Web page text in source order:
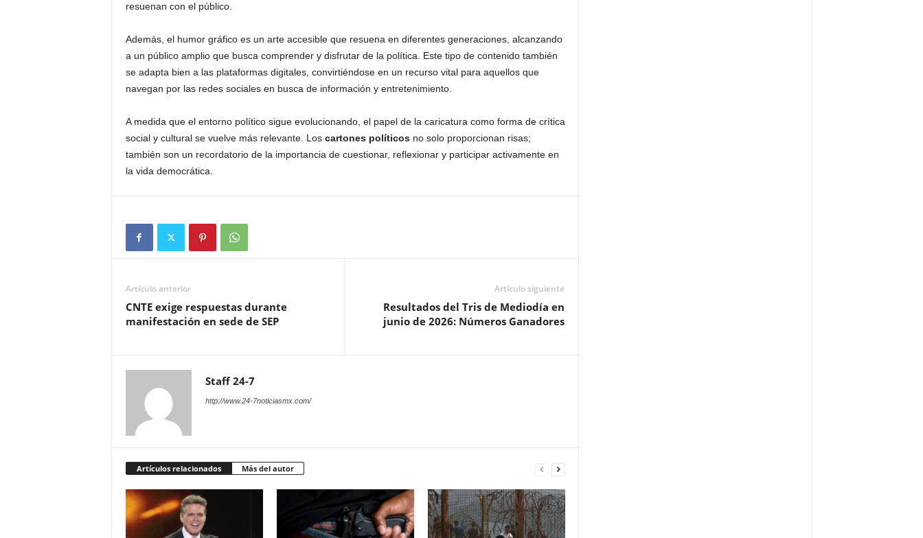
resuenan con el público.
Además, el humor gráfico es un arte accesible que resuena en diferentes generaciones, alcanzando
a un público amplio que busca comprender y disfrutar de la política. Este tipo de contenido también
se adapta bien a las plataformas digitales, convirtiéndose en un recurso vital para aquellos que
navegan por las redes sociales en busca de información y entretenimiento.
A medida que el entorno político sigue evolucionando, el papel de la caricatura como forma de crítica
social y cultural se vuelve más relevante. Los cartones políticosno solo proporcionan risas;
también son un recordatorio de la importancia de cuestionar, reflexionar y participar activamente en
la vida democrática.
Artículo anterior
CNTE exige respuestas durante
manifestación en sede de SEP
Artículo siguiente
Resultados del Tris de Mediodía en
junio de 2026: Números Ganadores
Staff 24-7
http://www.24-7noticiasmx.com/
Artículos relacionados Más del autor